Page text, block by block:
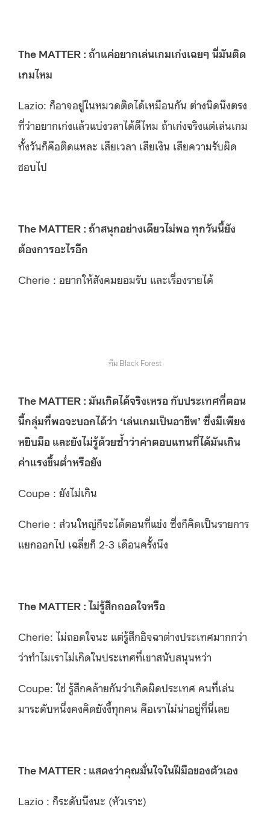
The MATTER : ถ้าแค่อยากเล่นเกมเก่งเฉยๆ นี่มันติด
เกมไหม
Lazio: ก็อาจอยู่ในหมวดติดได้เหมือนกัน ต่างนิดนึงตรง
ที่ว่าอยากเก่งแล้วแบ่งวลาได้ดีไหม ถ้าเก่งจริงแต่เล่นเกม
ทั้งวันก็คือติดแหละ เสียเวลา เสียเงิน เสียความรับผิด
ชอบไป
The MATTER : ถ้าสนุกอย่างเดียวไม่พอ ทุกวันนี้ยัง
ต้องการอะไรอีก
Cherie : อยากให้สังคมยอมรับ และเรื่องรายได้
ทีม Black Forest
The MATTER : มันเกิดได้จริงเหรอ กับประเทศที่ตอน
นี้กลุ่มที่พอจะบอกได้ว่า ‘เล่นเกมเป็นอาชีพ’ ซึ่งมีเพียง
หยิบมือ และยังไม่รู้ด้วยซ้ำว่าค่าตอบแทนที่ได้มันเกิน
ค่าแรงขึ้นต่ำหรือยัง
Coupe : ยังไม่เกิน
Cherie : ส่วนใหญ่ก็จะได้ตอนที่แข่ง ซึ่งก็คิดเป็นรายการ
แยกออกไป เฉลี่ยก็ 2-3 เดือนครั้งนึง
The MATTER : ไม่รู้สึกถอดใจหรือ
Cherie: ไม่ถอดใจนะ แต่รู้สึกอิจฉาต่างประเทศมากกว่า
ว่าทำไมเราไม่เกิดในประเทศที่เขาสนับสนุนหว่า
Coupe: ใช่ รู้สึกคล้ายกันว่าเกิดผิดประเทศ คนที่เล่น
มาระดับหนึ่งคงคิดยังงี้ทุกคน คือเราไม่น่าอยู่ที่นี่เลย
The MATTER : แสดงว่าคุณมั่นใจในฝีมือของตัวเอง
Lazio : ก็ระดับนึงนะ (หัวเราะ)